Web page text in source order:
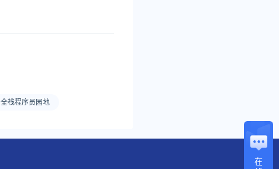
全栈程序员园地
在